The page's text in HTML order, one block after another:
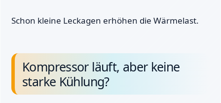
Schon kleine Leckagen erhöhen die Wärmelast.
Kompressor läuft, aber keine
starke Kühlung?